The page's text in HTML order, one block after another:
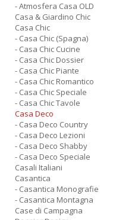
- Atmosfera Casa OLD
Casa & Giardino Chic
Casa Chic
- Casa Chic (Spagna)
- Casa Chic Cucine
- Casa Chic Dossier
- Casa Chic Piante
- Casa Chic Romantico
- Casa Chic Speciale
- Casa Chic Tavole
Casa Deco
- Casa Deco Country
- Casa Deco Lezioni
- Casa Deco Shabby
- Casa Deco Speciale
Casali Italiani
Casantica
- Casantica Monografie
- Casantica Montagna
Case di Campagna